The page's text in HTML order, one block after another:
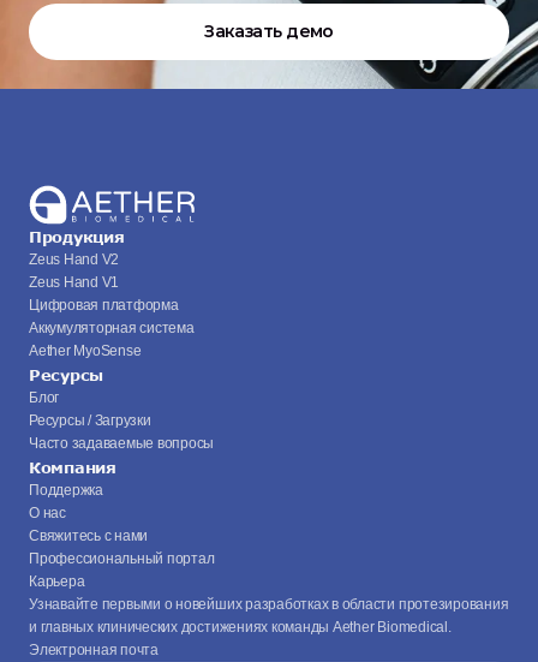
Заказать демо
Продукция
Zeus Hand V2
Zeus Hand V1
Цифровая платформа
Аккумуляторная система
Aether MyoSense
Ресурсы
Блог
Ресурсы / Загрузки
Часто задаваемые вопросы
Компания
Поддержка
О нас
Свяжитесь с нами
Профессиональный портал
Карьера
Узнавайте первыми о новейших разработках в области протезирования
и главных клинических достижениях команды Aether Biomedical.
Электронная почта